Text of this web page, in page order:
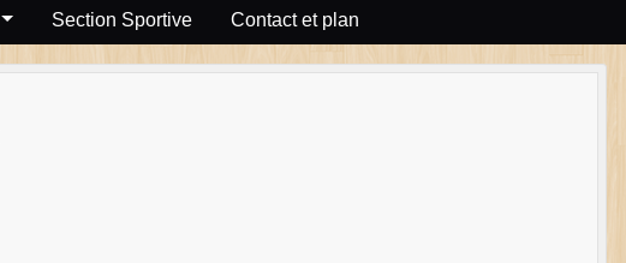
Section Sportive Contact et plan